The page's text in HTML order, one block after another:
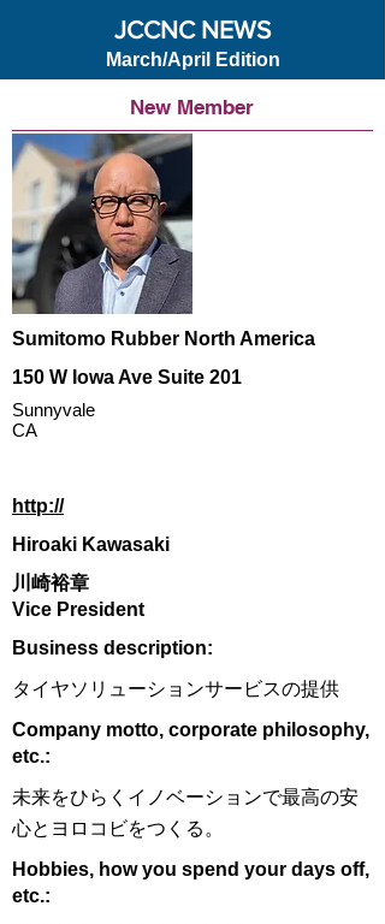
JCCNC NEWS
March/April Edition
New Member
Sumitomo Rubber North America
150 W Iowa Ave Suite 201
http://
Hiroaki Kawasaki
川崎裕章
Vice President
​Business description:
タイヤソリューションサービスの提供
​Company motto, corporate philosophy,
etc.:
未来をひらくイノベーションで最高の安
心とヨロコビをつくる。
Hobbies, how you spend your days off,
etc.:
Sunnyvale
CA